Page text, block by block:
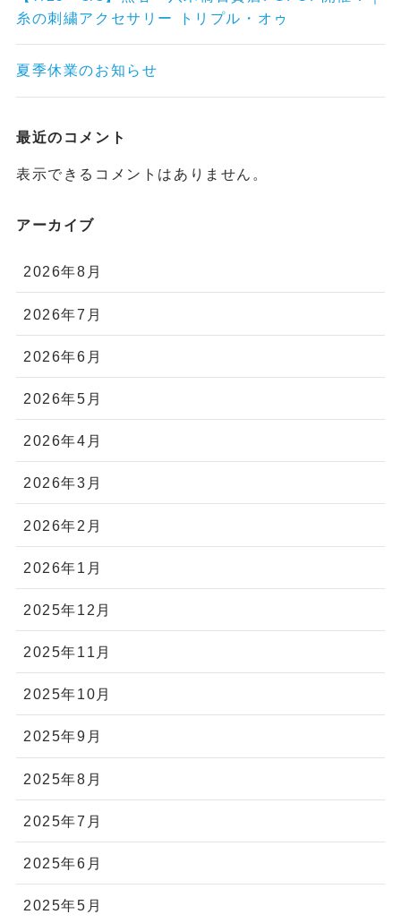
糸の刺繍アクセサリー トリプル・オゥ
夏季休業のお知らせ
最近のコメント
表示できるコメントはありません。
アーカイブ
2026年8月
2026年7月
2026年6月
2026年5月
2026年4月
2026年3月
2026年2月
2026年1月
2025年12月
2025年11月
2025年10月
2025年9月
2025年8月
2025年7月
2025年6月
2025年5月